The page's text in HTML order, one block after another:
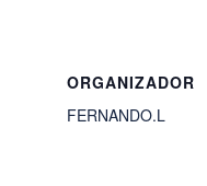
ORGANIZADOR
FERNANDO.L